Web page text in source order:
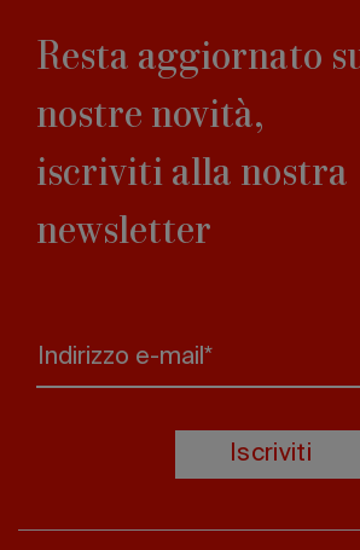
Resta aggiornato
nostre novità,
iscriviti alla nostra
newsletter
Indirizzo e-mail*
Iscriviti